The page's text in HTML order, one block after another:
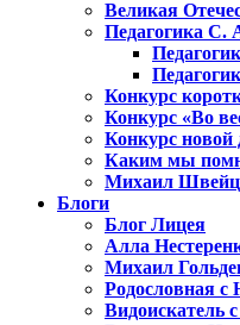
Великая
Педагогика С.
Конкурс
Конкурс «Во
Конкурс новой
Каким мы
Михаил
Блоги
Блог Лицея
Алла
Михаил
Родословная